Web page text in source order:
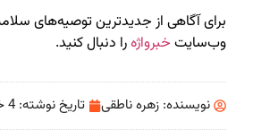
برای آگاهی از جدیدترین توصیه‌های
وب‌سایت خبرواژهرا دنبال کنید.
نویسنده: زهره ناطقی تاریخ نوشته: 4 خرداد 1405